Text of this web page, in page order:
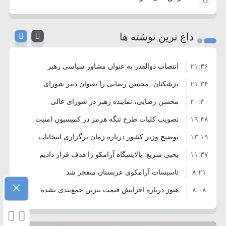
داغ ترین نوشته ها
انتصاب ذوالقدر به عنوان مشاور سیاسی رهبر
انقلاب
۲۱:۳۶
پزشکیان، محسن رضایی را بعنوان دبیر شورای
عالی امنیت منصوب کرد
۲۱:۳۴
محسن رضایی، نماینده رهبر در شورای عالی
امنیت ملی شد
۲۰:۴۰
تصویب کلیات طرح تنگه هرمز در کمیسیون امنیت
ملی
۱۹:۴۸
توضیح وزیر کشور درباره زمان برگزاری انتخابات
شوراها
۱۳:۱۹
یحیی سریع: پالایشگاه آرامکو را هدف قرار دادیم ۱۱:۳۷
تاسیسات آرامکوی عربستان منفجر شد ۸:۲۱
هنوز درباره افزایش قیمت بنزین جمع‌بندی نشده
است/ کالا برگ قطعا افزایش می‌یابد
۸:۰۸
پایان سفر کوتاه فرمانده سنتکام به اسرائیل ۵:۰۴
×